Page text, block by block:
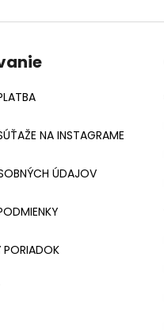
NA INSTAGRAME
ÚDAJOV
PORIADOK